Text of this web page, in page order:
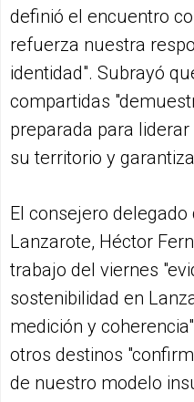
definió el encuentro
refuerza nuestra
identidad". Subrayó
compartidas
preparada para
su territorio y
El consejero delegado
Lanzarote, Héctor
trabajo del viernes
sostenibilidad en
medición y
otros destinos
de nuestro modelo